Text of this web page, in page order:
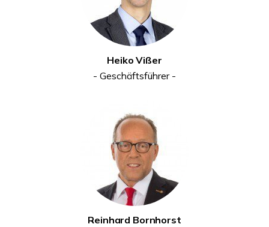
Heiko Vißer
- Geschäftsführer -
Reinhard Bornhorst